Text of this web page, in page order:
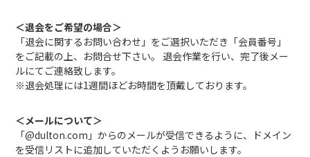
＜退会をご希望の場合＞
「退会に関するお問い合わせ」をご選択いただき「会員番号」
をご記載の上、お問合せ下さい。 退会作業を行い、完了後メー
ルにてご連絡致します。
※退会処理には1週間ほどお時間を頂戴しております。
＜メールについて＞
「@dulton.com」からのメールが受信できるように、ドメイン
を受信リストに追加していただくようお願いします。